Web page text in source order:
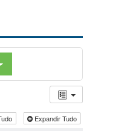
Expandir Tudo